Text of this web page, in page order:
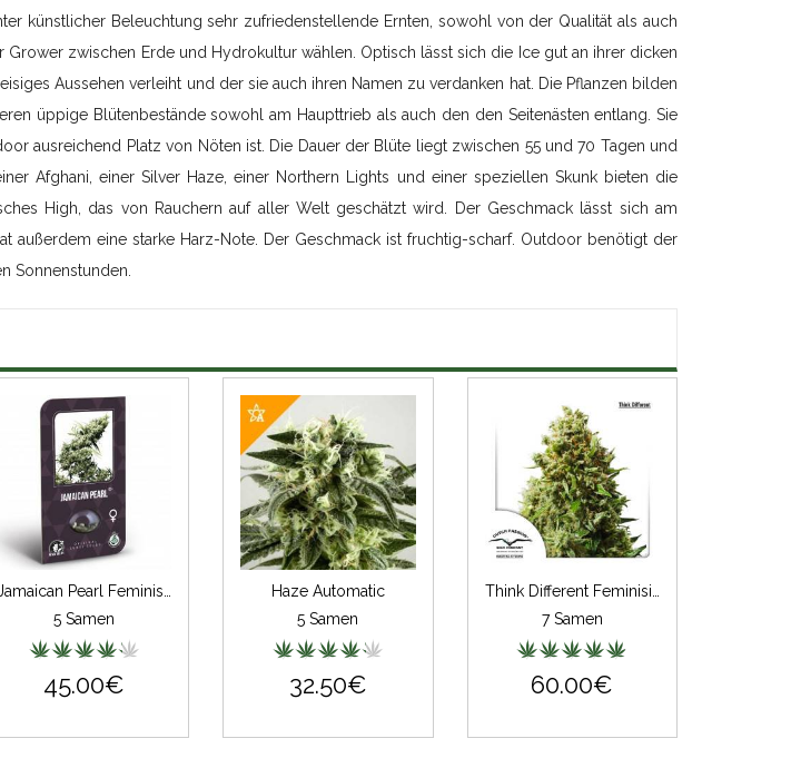
künstlicher Beleuchtung sehr zufriedenstellende Ernten, sowohl von der Qualität als auch
Grower zwischen Erde und Hydrokultur wählen. Optisch lässt sich die Ice gut an ihrer dicken
Aussehen verleiht und der sie auch ihren Namen zu verdanken hat. Die Pflanzen bilden
üppige Blütenbestände sowohl am Haupttrieb als auch den den Seitenästen entlang. Sie
ausreichend Platz von Nöten ist. Die Dauer der Blüte liegt zwischen 55 und 70 Tagen und
Afghani, einer Silver Haze, einer Northern Lights und einer speziellen Skunk bieten die
High, das von Rauchern auf aller Welt geschätzt wird. Der Geschmack lässt sich am
außerdem eine starke Harz-Note. Der Geschmack ist fruchtig-scharf. Outdoor benötigt der
Sonnenstunden.
5 Samen
45.00€
Haze Automatic
5 Samen
32.50€
7 Samen
60.00€